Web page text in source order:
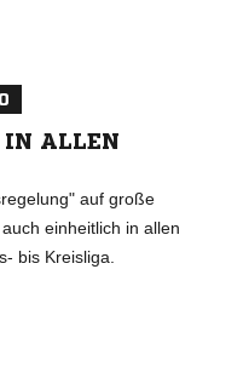
IN ALLEN
auf große
einheitlich in allen
bis Kreisliga.